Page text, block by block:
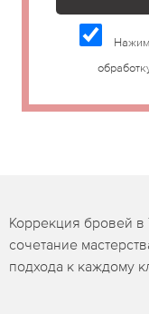
Коррекция бровей в
сочетание
подхода к каждому